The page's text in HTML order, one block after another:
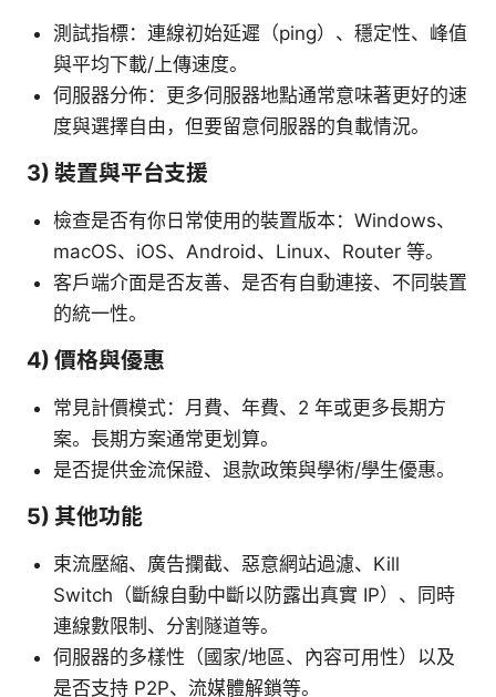
測試指標：連線初始延遲（ping）、穩定性、峰值
與平均下載/上傳速度。
伺服器分佈：更多伺服器地點通常意味著更好的速
度與選擇自由，但要留意伺服器的負載情況。
3) 裝置與平台支援
檢查是否有你日常使用的裝置版本：Windows、
macOS、iOS、Android、Linux、Router 等。
客戶端介面是否友善、是否有自動連接、不同裝置
的統一性。
4) 價格與優惠
常見計價模式：月費、年費、2 年或更多長期方
案。長期方案通常更划算。
是否提供金流保證、退款政策與學術/學生優惠。
5) 其他功能
束流壓縮、廣告攔截、惡意網站過濾、Kill
Switch（斷線自動中斷以防露出真實 IP）、同時
連線數限制、分割隧道等。
伺服器的多樣性（國家/地區、內容可用性）以及
是否支持 P2P、流媒體解鎖等。